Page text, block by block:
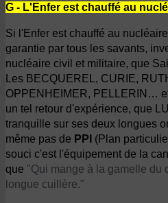
G - L'Enfer est chauffé au
Si l'Enfer est chauffé au
garantie par tous les savants,
nucléaire civil et militaire, que
Les BECQUEREL, CURIE,
OPPENHEIMER, PELLERIN…
un tel retour d'expérience, que
tranquille sur ses deux longues
même pas de PPI (Plan
souci c'est l'équipement de la
que "Qui mange à la gamelle du
longue cuillère."